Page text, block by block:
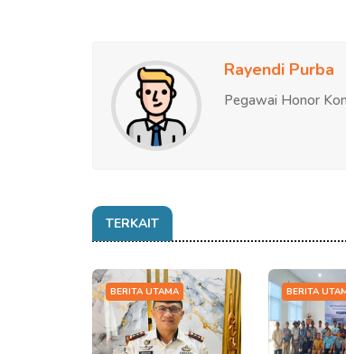
Rayendi Purba
Pegawai Honor
TERKAIT
BERITA UTAMA BERITA